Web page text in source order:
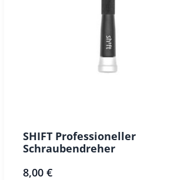
SHIFT Professioneller
Schraubendreher
8,00 €